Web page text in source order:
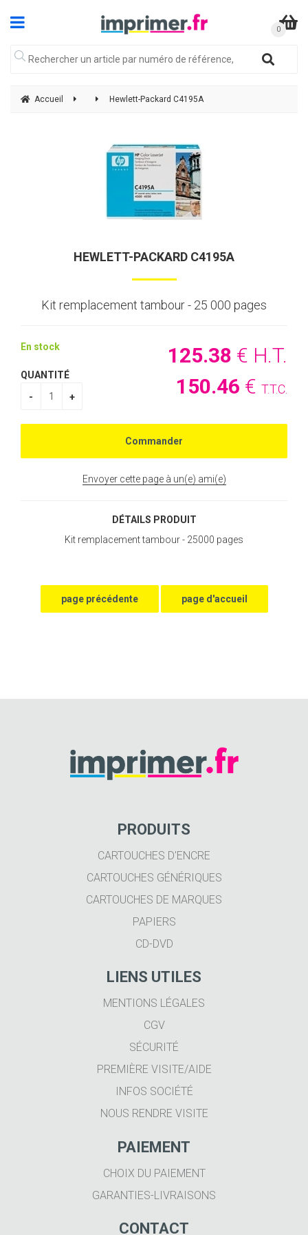
Accueil Hewlett-Packard C4195A
HEWLETT-PACKARD C4195A
Kit remplacement tambour - 25 000 pages
125.38 € H.T.
150.46 € T.T.C.
En stock
QUANTITÉ
Envoyer cette page à un(e) ami(e)
DÉTAILS PRODUIT
Kit remplacement tambour - 25000 pages
PRODUITS
CARTOUCHES D'ENCRE
CARTOUCHES GÉNÉRIQUES
CARTOUCHES DE MARQUES
PAPIERS
CD-DVD
LIENS UTILES
MENTIONS LÉGALES
CGV
SÉCURITÉ
PREMIÈRE VISITE/AIDE
INFOS SOCIÉTÉ
NOUS RENDRE VISITE
PAIEMENT
CHOIX DU PAIEMENT
GARANTIES-LIVRAISONS
CONTACT